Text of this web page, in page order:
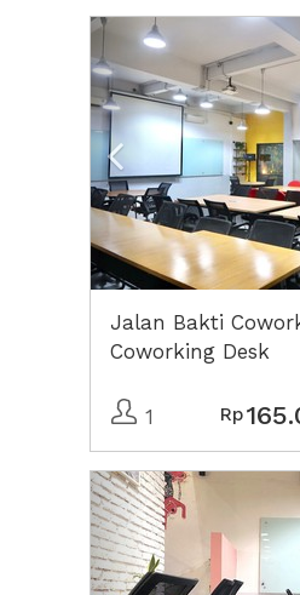
Previous
Jalan Bakti
Coworking Desk
1 Rp
Previous